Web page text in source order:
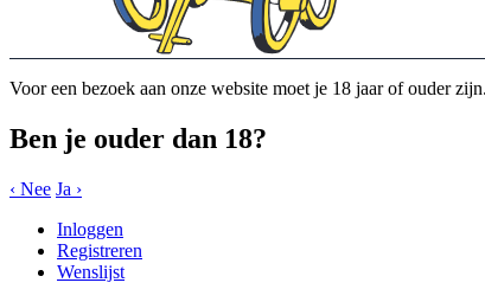
Voor een bezoek aan onze website moet je 18 jaar of ouder zijn.
Ben je ouder dan 18?
‹ Nee Ja ›
Inloggen
Registreren
Wenslijst